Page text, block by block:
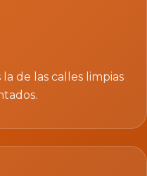
de las calles limpias